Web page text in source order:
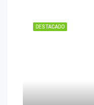
DESTACADO